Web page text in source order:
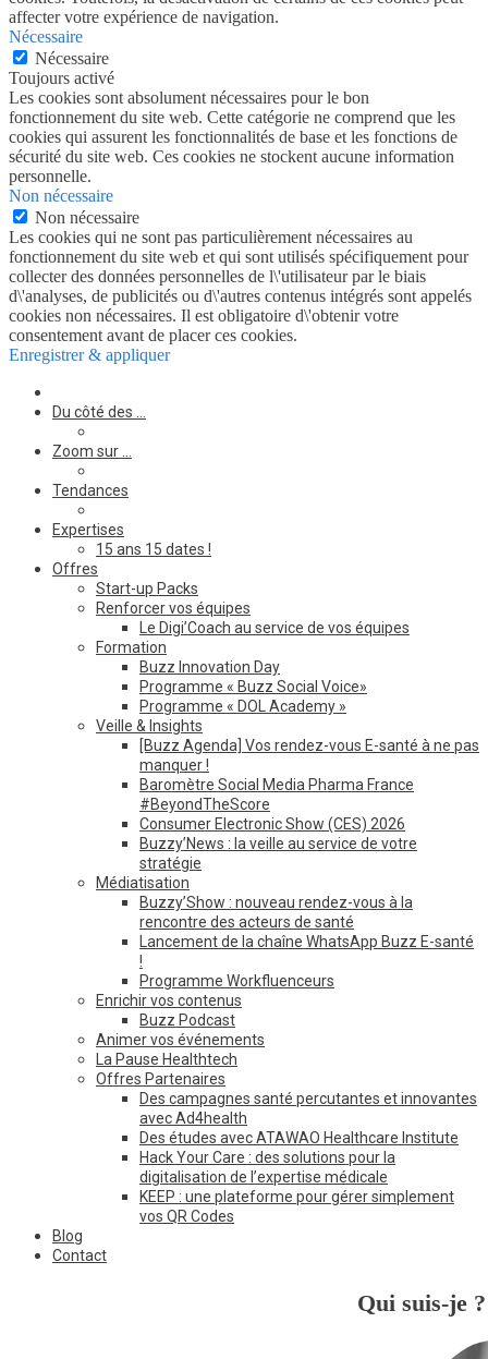
affecter votre expérience de navigation.
Nécessaire
Nécessaire
Toujours activé
Les cookies sont absolument nécessaires pour le bon
fonctionnement du site web. Cette catégorie ne comprend que les
cookies qui assurent les fonctionnalités de base et les fonctions de
sécurité du site web. Ces cookies ne stockent aucune information
personnelle.
Non nécessaire
Non nécessaire
Les cookies qui ne sont pas particulièrement nécessaires au
fonctionnement du site web et qui sont utilisés spécifiquement pour
collecter des données personnelles de l\'utilisateur par le biais
d\'analyses, de publicités ou d\'autres contenus intégrés sont appelés
cookies non nécessaires. Il est obligatoire d\'obtenir votre
consentement avant de placer ces cookies.
Enregistrer & appliquer
Du côté des …
Zoom sur …
Tendances
Expertises
15 ans 15 dates !
Offres
Start-up Packs
Renforcer vos équipes
Le Digi’Coach au service de vos équipes
Formation
Buzz Innovation Day
Programme « Buzz Social Voice»
Programme « DOL Academy »
Veille & Insights
[Buzz Agenda] Vos rendez-vous E-santé à ne pas
manquer !
Baromètre Social Media Pharma France
#BeyondTheScore
Consumer Electronic Show (CES) 2026
Buzzy’News : la veille au service de votre
stratégie
Médiatisation
Buzzy’Show : nouveau rendez-vous à la
rencontre des acteurs de santé
Lancement de la chaîne WhatsApp Buzz E-santé
!
Programme Workfluenceurs
Enrichir vos contenus
Buzz Podcast
Animer vos événements
La Pause Healthtech
Offres Partenaires
Des campagnes santé percutantes et innovantes
avec Ad4health
Des études avec ATAWAO Healthcare Institute
Hack Your Care : des solutions pour la
digitalisation de l’expertise médicale
KEEP : une plateforme pour gérer simplement
vos QR Codes
Blog
Contact
Qui suis-je ?